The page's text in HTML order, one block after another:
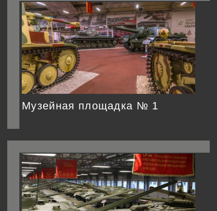
Музейная площадка № 1